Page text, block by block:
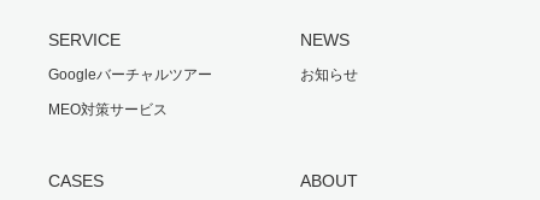
SERVICE
Googleバーチャルツアー
MEO対策サービス
NEWS
お知らせ
CASES ABOUT